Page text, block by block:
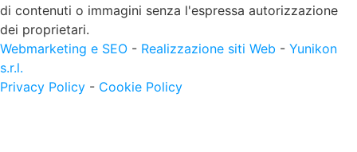
di contenuti o immagini senza l'espressa autorizzazione
dei proprietari.
Webmarketing e SEO - Realizzazione siti Web - Yunikon
s.r.l.
Privacy Policy - Cookie Policy